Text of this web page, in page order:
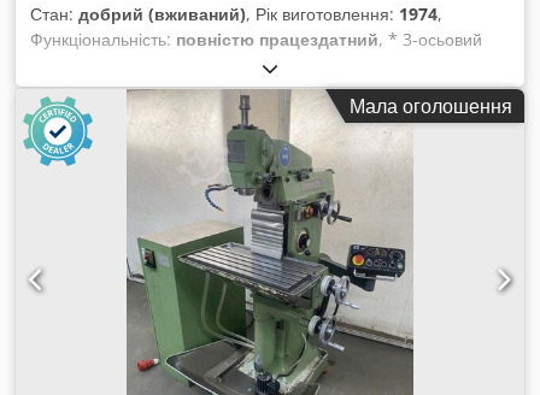
Стан: добрий (вживаний), Рік виготовлення: 1974,
Функціональність: повністю працездатний, * 3-осьовий
цифровий дисплей виробництва Heidenhain *
Переміщувана вертикальна фрезерна головка з
регулюванням пінолі * Додаткове горизонтальне
шпиндельне головне * Пристрій безпеки REPAR 2 *
Освітлювальний прилад для верстата * Регульовані опори
Верстат продається без верстатного затискача та
інструменту. хід по осі X: 500 мм хід по осі Y: 300 мм хід по
осі Z: 380 мм розмір робочої поверхні столу: 800 x 420 мм
навантаження на стіл: 400 кг кріплення інструменту: ISO 40
швидкість обертання шпинделя: 40 - 2000 об/хв подачі –
поздовжня/поперечна/вертикальна: 10 - 500 мм/хв швидкий
хід: 1500 мм/хв головний двигун: 3 кВт вага верстата:
приблизно 1,3 т Габарити для транспортування: Верстат
Мала оголошення